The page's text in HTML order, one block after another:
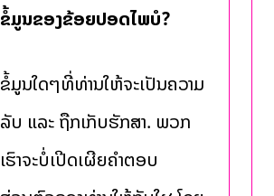
ຂໍ້ມູນຂອງຂ້ອຍປອດໄພບໍ?
ຂໍ້​ມູນ​ໃດໆ​ທີ່​ທ່ານ​​ໃຫ້​ຈະ​ເປັນ​ຄວາມ​
ລັບ ​ແລະ​ ຖືກເກັບຮັກສາ​. ພວກ
ເຮົາຈະບໍ່ເປີດເຜີຍຄໍາຕອບ